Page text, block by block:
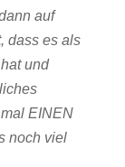
auf
dass es als
und
EINEN
noch viel